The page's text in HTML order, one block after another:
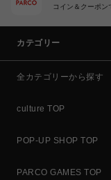
コイン＆クーポン
カテゴリー
全カテゴリーから探す
culture TOP
POP-UP SHOP TOP
PARCO GAMES TOP